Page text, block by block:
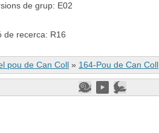
de grup: E02
de recerca: R16
pou de Can Coll » 164-Pou de Can Coll